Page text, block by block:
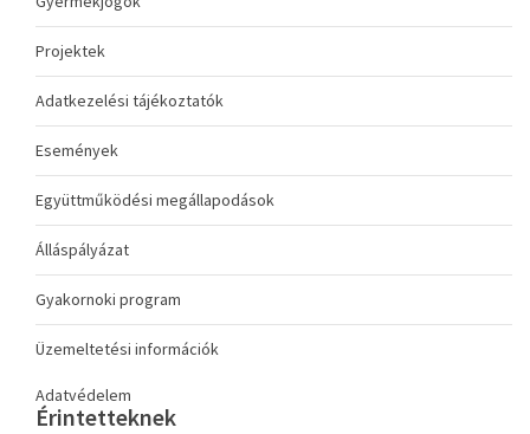
Projektek
Adatkezelési tájékoztatók
Események
Együttműködési megállapodások
Álláspályázat
Gyakornoki program
Üzemeltetési információk
Adatvédelem
Érintetteknek